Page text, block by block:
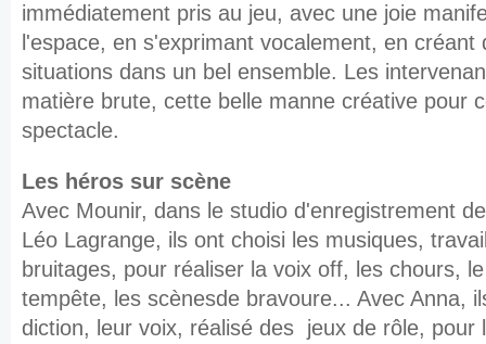
immédiatement pris au jeu, avec une joie
l'espace, en s'exprimant vocalement, en
situations dans un bel ensemble. Les
matière brute, cette belle manne créative pour
spectacle.
Les héros sur scène
Avec Mounir, dans le studio d'enregistrement
Léo Lagrange, ils ont choisi les musiques,
bruitages, pour réaliser la voix off, les chours,
tempête, les scènesde bravoure... Avec Anna,
diction, leur voix, réalisé des jeux de rôle, pour